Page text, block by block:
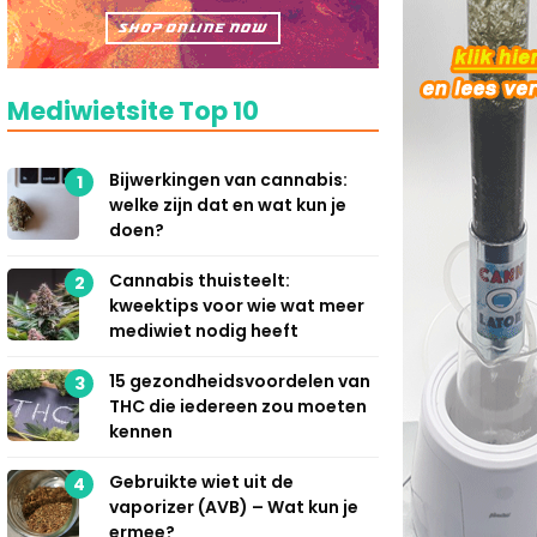
Mediwietsite Top 10
1
Bijwerkingen van cannabis:
welke zijn dat en wat kun je
doen?
2
Cannabis thuisteelt:
kweektips voor wie wat meer
mediwiet nodig heeft
3
15 gezondheidsvoordelen van
THC die iedereen zou moeten
kennen
4
Gebruikte wiet uit de
vaporizer (AVB) – Wat kun je
ermee?